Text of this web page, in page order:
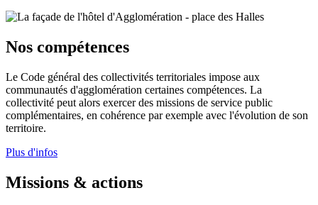
Nos compétences
Le Code général des collectivités territoriales impose aux
communautés d'agglomération certaines compétences. La
collectivité peut alors exercer des missions de service public
complémentaires, en cohérence par exemple avec l'évolution de son
territoire.
Plus d'infos
Missions & actions